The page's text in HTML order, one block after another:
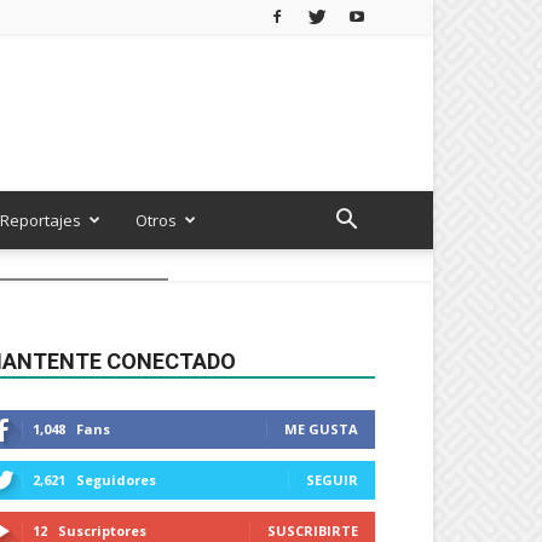
Reportajes Otros
CONECTADO
1,048 Fans ME GUSTA
2,621 Seguidores SEGUIR
12 Suscriptores SUSCRIBIRTE